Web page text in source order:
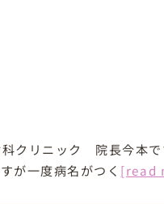
クリニック 院長今本で
が一度病名がつく [read